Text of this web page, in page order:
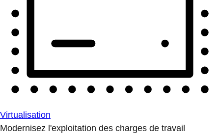
Virtualisation
Modernisez l'exploitation des charges de travail